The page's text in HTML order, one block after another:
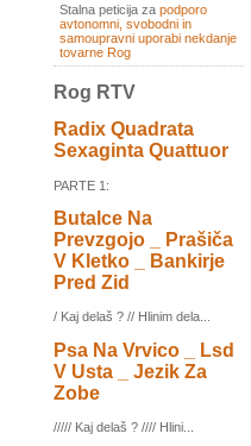
Stalna peticija za podporo
avtonomni, svobodni in
samoupravni uporabi nekdanje
tovarne Rog
Rog RTV
Radix Quadrata
Sexaginta Quattuor
PARTE 1:
Butalce Na
Prevzgojo _ Prašiča
V Kletko _ Bankirje
Pred Zid
/ Kaj delaš ? // Hlinim dela...
Psa Na Vrvico _ Lsd
V Usta _ Jezik Za
Zobe
///// Kaj delaš ? //// Hlini...